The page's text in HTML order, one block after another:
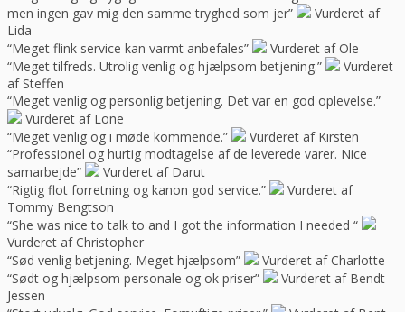
men ingen gav mig den samme tryghed som jer”
Vurderet af
Lida
“Meget flink service kan varmt anbefales”
Vurderet af Ole
“Meget tilfreds. Utrolig venlig og hjælpsom betjening.”
Vurderet
af Steffen
“Meget venlig og personlig betjening. Det var en god oplevelse.”
Vurderet af Lone
“Meget venlig og i møde kommende.”
Vurderet af Kirsten
“Professionel og hurtig modtagelse af de leverede varer. Nice
samarbejde”
Vurderet af Darut
“Rigtig flot forretning og kanon god service.”
Vurderet af
Tommy Bengtson
“She was nice to talk to and I got the information I needed “
Vurderet af Christopher
“Sød venlig betjening. Meget hjælpsom”
Vurderet af Charlotte
“Sødt og hjælpsom personale og ok priser”
Vurderet af Bendt
Jessen